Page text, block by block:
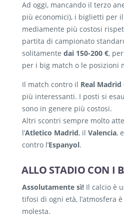
Ad oggi, mancando il terzo
più economici), i biglietti per
mediamente più costosi
partita di campionato
solitamente dai 150-200 €, per
per i big match o le posizioni
Il match contro il Real Madrid
più interessanti. I posti si
sono in genere più costosi.
Altri scontri sempre molto
l’Atletico Madrid, il Valencia,
contro l’Espanyol.
ALLO STADIO CON I
Assolutamente sì! Il calcio è
tifosi di ogni età, l’atmosfera
molesta.